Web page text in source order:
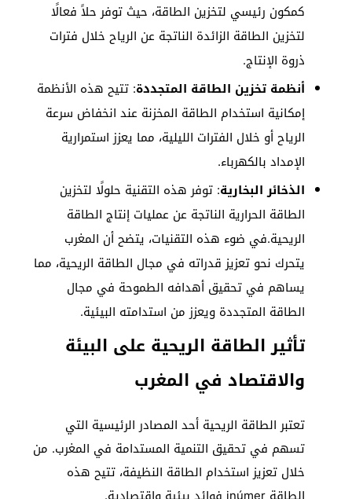
كمكون رئيسي لتخزين الطاقة، حيث توفر حلاً فعالًا
لتخزين الطاقة الزائدة الناتجة عن الرياح خلال فترات
ذروة الإنتاج.
أنظمة تخزين الطاقة المتجددة: تتيح هذه الأنظمة
إمكانية استخدام الطاقة المخزنة عند انخفاض سرعة
الرياح أو خلال الفترات الليلية، مما يعزز استمرارية
الإمداد بالكهرباء.
الذخائر البخارية: توفر هذه التقنية حلولًا لتخزين
الطاقة الحرارية الناتجة عن عمليات إنتاج الطاقة
الريحية.في ضوء هذه التقنيات، يتضح أن المغرب
يتحرك نحو تعزيز قدراته في مجال الطاقة الريحية، مما
يساهم في تحقيق أهدافه الطموحة في مجال
الطاقة المتجددة ويعزز من استدامته البيئية.
تأثير الطاقة الريحية على البيئة
والاقتصاد في المغرب
تعتبر الطاقة الريحية أحد المصادر الرئيسية التي
تسهم في تحقيق التنمية المستدامة في المغرب. من
خلال تعزيز استخدام الطاقة النظيفة، تتيح هذه